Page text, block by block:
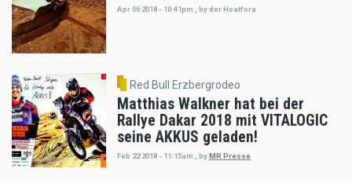
Apr 06 2018 - 10:41pm byder Hoatfora
Red Bull Erzbergrodeo
Matthias Walkner hat bei der
Rallye Dakar 2018 mit VITALOGIC
seine AKKUS geladen!
Feb 22 2018 - 11:15am byMR Presse